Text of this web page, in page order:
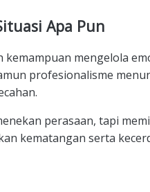
Apa Pun
mengelola
profesionalisme
perasaan, tapi
kematangan serta